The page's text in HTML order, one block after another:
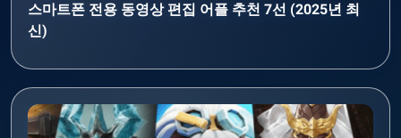
스마트폰 전용 동영상 편집 어플 추천 7선 (2025년 최
신)